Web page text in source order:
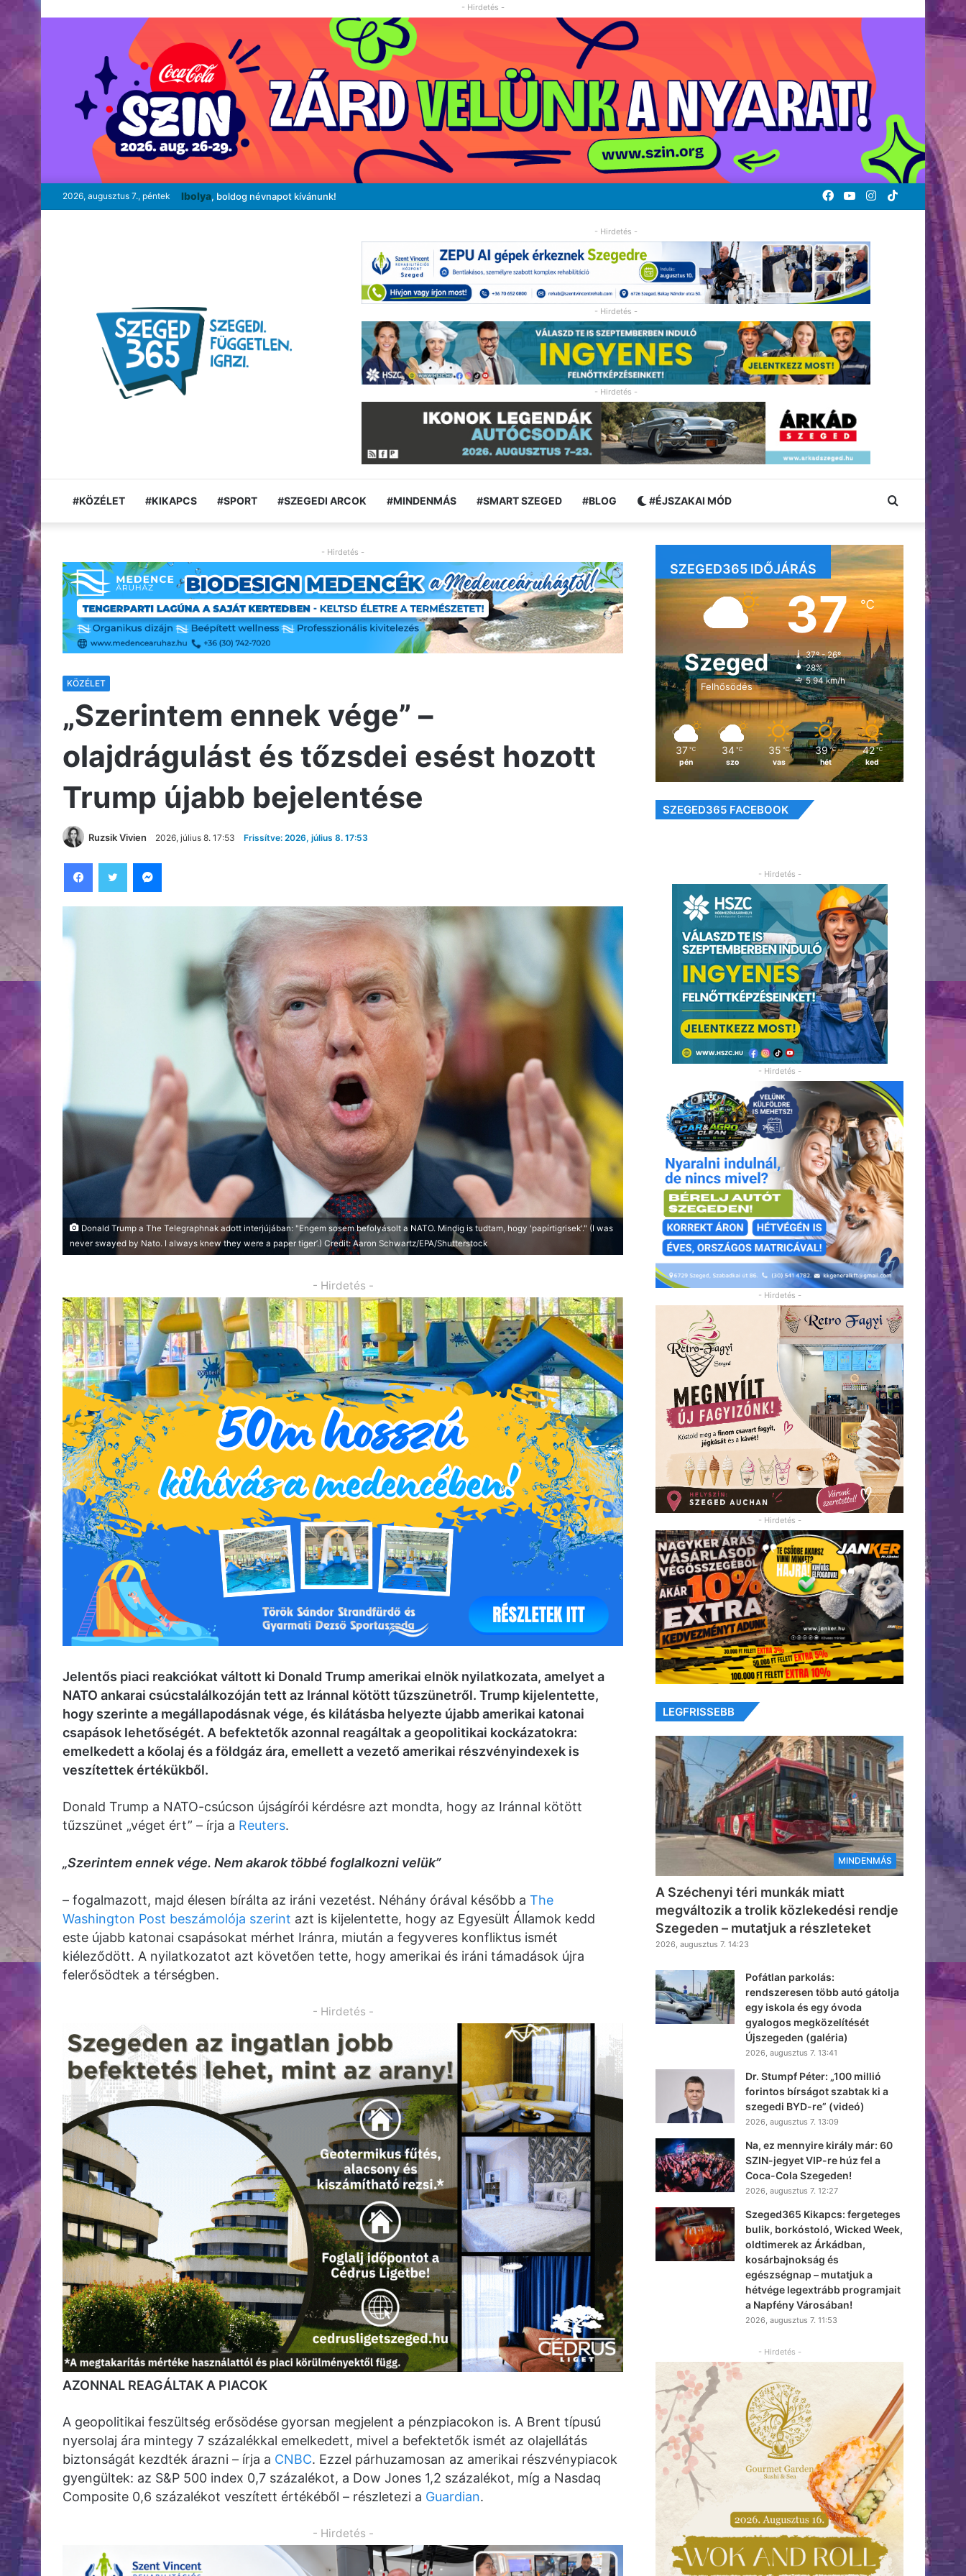
- Hirdetés -
2026, augusztus 7., péntek Ibolya, boldog névnapot kívánunk! TikTok
Instagram
YouTube
Facebook
- Hirdetés -
- Hirdetés -
- Hirdetés -
#KÖZÉLET #KIKAPCS #SPORT #SZEGEDI ARCOK #MINDENMÁS #SMART SZEGED #BLOG #ÉJSZAKAI MÓD Keresés:
- Hirdetés -
KÖZÉLET
„Szerintem ennek vége” –
olajdrágulást és tőzsdei esést hozott
Trump újabb bejelentése
Ruzsik Vivien 2026, július 8. 17:53 Frissítve: 2026, július 8. 17:53
Donald Trump a The Telegraphnak adott interjújában: "Engem sosem befolyásolt a NATO. Mindig is tudtam, hogy 'papírtigrisek'." (I was
never swayed by Nato. I always knew they were a paper tiger’.) Credit: Aaron Schwartz/EPA/Shutterstock
- Hirdetés -
Jelentős piaci reakciókat váltott ki Donald Trump amerikai elnök nyilatkozata, amelyet a
NATO ankarai csúcstalálkozóján tett az Iránnal kötött tűzszünetről. Trump kijelentette,
hogy szerinte a megállapodásnak vége, és kilátásba helyezte újabb amerikai katonai
csapások lehetőségét. A befektetők azonnal reagáltak a geopolitikai kockázatokra:
emelkedett a kőolaj és a földgáz ára, emellett a vezető amerikai részvényindexek is
veszítettek értékükből.
Donald Trump a NATO-csúcson újságírói kérdésre azt mondta, hogy az Iránnal kötött
tűzszünet „véget ért” – írja a Reuters.
„Szerintem ennek vége. Nem akarok többé foglalkozni velük”
– fogalmazott, majd élesen bírálta az iráni vezetést. Néhány órával később a The
Washington Post beszámolója szerint azt is kijelentette, hogy az Egyesült Államok kedd
este újabb katonai csapásokat mérhet Iránra, miután a fegyveres konfliktus ismét
kiéleződött. A nyilatkozatot azt követően tette, hogy amerikai és iráni támadások újra
felerősödtek a térségben.
- Hirdetés -
AZONNAL REAGÁLTAK A PIACOK
A geopolitikai feszültség erősödése gyorsan megjelent a pénzpiacokon is. A Brent típusú
nyersolaj ára mintegy 7 százalékkal emelkedett, mivel a befektetők ismét az olajellátás
biztonságát kezdték árazni – írja a CNBC. Ezzel párhuzamosan az amerikai részvénypiacok
gyengültek: az S&P 500 index 0,7 százalékot, a Dow Jones 1,2 százalékot, míg a Nasdaq
Composite 0,6 százalékot veszített értékéből – részletezi a Guardian.
- Hirdetés -
SZEGED365 IDŐJÁRÁS
Szeged
Felhősödés
37℃
37º - 26º
28%
5.94 km/h
37 ℃
pén
34 ℃
szo
35 ℃
vas
39 ℃
hét
42 ℃
ked
SZEGED365 FACEBOOK
- Hirdetés -
- Hirdetés -
- Hirdetés -
- Hirdetés -
LEGFRISSEBB
MINDENMÁS
A Széchenyi téri munkák miatt
megváltozik a trolik közlekedési rendje
Szegeden – mutatjuk a részleteket
2026, augusztus 7. 14:23
Pofátlan parkolás:
rendszeresen több autó gátolja
egy iskola és egy óvoda
gyalogos megközelítését
Újszegeden (galéria)
2026, augusztus 7. 13:41
Dr. Stumpf Péter: „100 millió
forintos bírságot szabtak ki a
szegedi BYD-re” (videó)
2026, augusztus 7. 13:09
Na, ez mennyire király már: 60
SZIN-jegyet VIP-re húz fel a
Coca-Cola Szegeden!
2026, augusztus 7. 12:27
Szeged365 Kikapcs: fergeteges
bulik, borkóstoló, Wicked Week,
oldtimerek az Árkádban,
kosárbajnokság és
egészségnap – mutatjuk a
hétvége legextrább programjait
a Napfény Városában!
2026, augusztus 7. 11:53
- Hirdetés -